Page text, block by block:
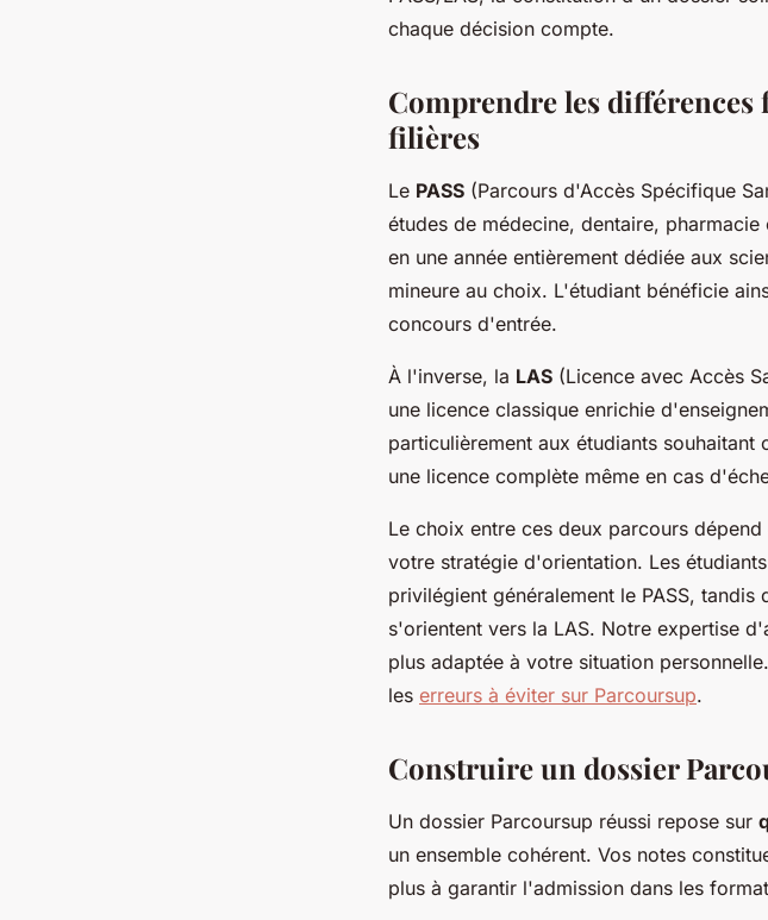
4 min de lecture
chaque décision compte.
Comprendre les différences
filières
Le PASS (Parcours d'Accès Spécifique
études de médecine, dentaire,
en une année entièrement dédiée aux
mineure au choix. L'étudiant bénéficie
concours d'entrée.
À l'inverse, la LAS (Licence avec Accès
une licence classique enrichie
particulièrement aux étudiants
une licence complète même en cas
Le choix entre ces deux parcours
votre stratégie d'orientation. Les
privilégient généralement le PASS,
s'orientent vers la LAS. Notre expertise
plus adaptée à votre situation
les erreurs à éviter sur Parcoursup.
Construire un dossier
Un dossier Parcoursup réussi repose sur
un ensemble cohérent. Vos notes
plus à garantir l'admission dans les